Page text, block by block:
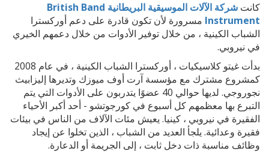
كانت
شركة الآلات الموسيقية البريطانية British Band
Instrument مسرورة لأن تكون قادرة على دعم أوركسترا
الشباب الكينية ، من خلال توفير الأدوات من خلال دعمهم الخيري
في نيروبي.
بدأت غيتو كلاسيكيات ، أوركسترا الشباب الكينية ، في عام 2008
كمشروع مشترك مع مؤسسة آرت أوف ميوزك وتديرها إليزابيث
نجوروجي. لديها حوالي 40 عضوًا يتدربون على الأدوات التي يتم
التبرع بها معظمهم كل أسبوع في كورجوتشو - أحد أكبر الأحياء
الفقيرة في نيروبي ، كينيا. يعيش مئات الآلاف من الناس في بيئات
فقيرة وعدائية. يلجأ العديد من الشباب ، الذين تخلوا عن إيجاد
وظائف مناسبة ذات دخل ثابت ، إلى الجريمة أو الدعارة.